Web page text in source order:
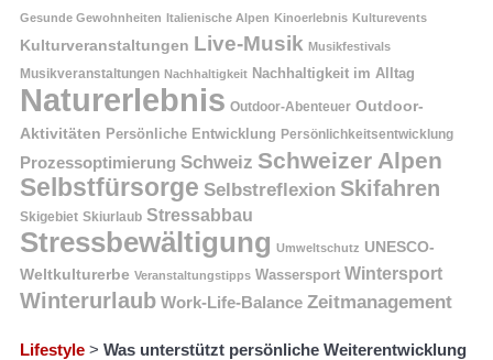
Gesunde Gewohnheiten Italienische Alpen Kinoerlebnis Kulturevents
Kulturveranstaltungen Live-Musik Musikfestivals
Musikveranstaltungen Nachhaltigkeit Nachhaltigkeit im Alltag
Naturerlebnis Outdoor-Abenteuer Outdoor-
Aktivitäten Persönliche Entwicklung Persönlichkeitsentwicklung
Prozessoptimierung Schweiz Schweizer Alpen
Selbstfürsorge Selbstreflexion Skifahren
Skigebiet Skiurlaub Stressabbau
Stressbewältigung Umweltschutz UNESCO-
Weltkulturerbe Veranstaltungstipps Wassersport Wintersport
Winterurlaub Work-Life-Balance Zeitmanagement
Lifestyle > Was unterstützt persönliche Weiterentwicklung